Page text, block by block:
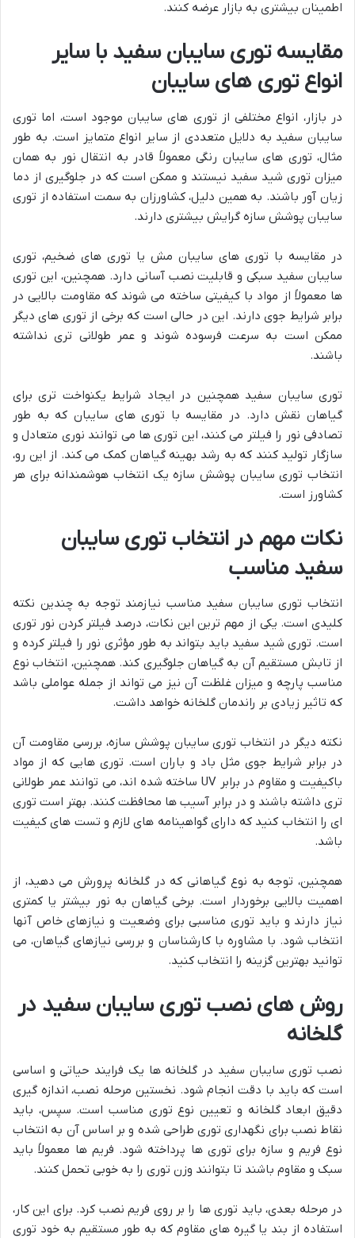
اطمینان بیشتری به بازار عرضه کنند.
مقایسه توری سایبان سفید با سایر
انواع توری های سایبان
در بازار، انواع مختلفی از توری های سایبان موجود است، اما توری
سایبان سفید به دلایل متعددی از سایر انواع متمايز است. به طور
مثال، توری های سایبان رنگی معمولاً قادر به انتقال نور به همان
میزان توری شید سفید نیستند و ممکن است که در جلوگیری از دما
زیان آور باشند. به همین دلیل، کشاورزان به سمت استفاده از توری
سایبان پوشش سازه گرایش بیشتری دارند.
در مقایسه با توری های سایبان مش یا توری های ضخیم، توری
سایبان سفید سبکی و قابلیت نصب آسانی دارد. همچنین، این توری
ها معمولاً از مواد با کیفیتی ساخته می شوند که مقاومت بالایی در
برابر شرایط جوی دارند. این در حالی است که برخی از توری های دیگر
ممکن است به سرعت فرسوده شوند و عمر طولانی تری نداشته
باشند.
توری سایبان سفید همچنین در ایجاد شرایط یکنواخت تری برای
گیاهان نقش دارد. در مقایسه با توری های سایبان که به طور
تصادفی نور را فیلتر می کنند، این توری ها می توانند نوری متعادل و
سازگار تولید کنند که به رشد بهینه گیاهان کمک می کند. از این رو،
انتخاب توری سایبان پوشش سازه یک انتخاب هوشمندانه برای هر
کشاورز است.
نکات مهم در انتخاب توری سایبان
سفید مناسب
انتخاب توری سایبان سفید مناسب نیازمند توجه به چندین نکته
کلیدی است. یکی از مهم ترین این نکات، درصد فیلتر کردن نور توری
است. توری شید سفید باید بتواند به طور مؤثری نور را فیلتر کرده و
از تابش مستقیم آن به گیاهان جلوگیری کند. همچنین، انتخاب نوع
مناسب پارچه و میزان غلظت آن نیز می تواند از جمله عواملی باشد
که تاثیر زیادی بر راندمان گلخانه خواهد داشت.
نکته دیگر در انتخاب توری سایبان پوشش سازه، بررسی مقاومت آن
در برابر شرایط جوی مثل باد و باران است. توری هایی که از مواد
باکیفیت و مقاوم در برابر UV ساخته شده اند، می توانند عمر طولانی
تری داشته باشند و در برابر آسیب ها محافظت کنند. بهتر است توری
ای را انتخاب کنید که دارای گواهینامه های لازم و تست های کیفیت
باشد.
همچنین، توجه به نوع گیاهانی که در گلخانه پرورش می دهید، از
اهمیت بالایی برخوردار است. برخی گیاهان به نور بیشتر یا کمتری
نیاز دارند و باید توری مناسبی برای وضعیت و نیازهای خاص آنها
انتخاب شود. با مشاوره با کارشناسان و بررسی نیازهای گیاهان، می
توانید بهترین گزینه را انتخاب کنید.
روش های نصب توری سایبان سفید در
گلخانه
نصب توری سایبان سفید در گلخانه ها یک فرایند حیاتی و اساسی
است که باید با دقت انجام شود. نخستین مرحله نصب، اندازه گیری
دقیق ابعاد گلخانه و تعیین نوع توری مناسب است. سپس، باید
نقاط نصب برای نگهداری توری طراحی شده و بر اساس آن به انتخاب
نوع فریم و سازه برای توری ها پرداخته شود. فریم ها معمولاً باید
سبک و مقاوم باشند تا بتوانند وزن توری را به خوبی تحمل کنند.
در مرحله بعدی، باید توری ها را بر روی فریم نصب کرد. برای این کار،
استفاده از بند یا گیره های مقاوم که به طور مستقیم به خود توری